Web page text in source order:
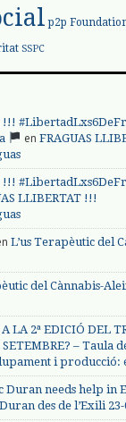
p2p
SSPC
!!!
enFRAGUAS
!!!
LLIBERTAT !!!
L’us Terapèutic del
del Cànnabis-
LA 2ª EDICIÓ DEL
SETEMBRE? – Taula
i producció:
Duran needs help in
des de l’Exili 23-